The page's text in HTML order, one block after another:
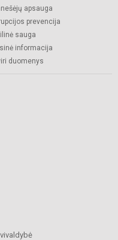
apsauga
prevencija
sauga
informacija
duomenys